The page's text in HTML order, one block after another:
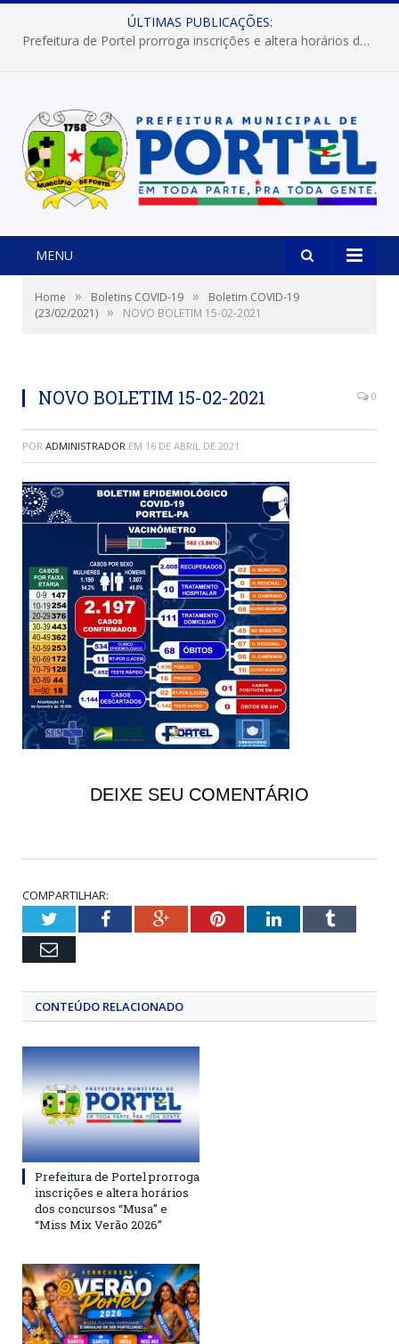
ÚLTIMAS PUBLICAÇÕES:
Prefeitura de Portel prorroga inscrições e altera horários dos concursos “Musa” e “Miss Mix Verão 2026”
MENU
Home » Boletins COVID-19 »
Boletim COVID-19
(23/02/2021) » NOVO BOLETIM 15-02-2021
NOVO BOLETIM 15-02-2021 0
POR ADMINISTRADOR EM 16 DE ABRIL DE 2021
DEIXE SEU COMENTÁRIO
COMPARTILHAR:
TwitterFacebookGoogle+PinterestLinkedInTumblr
Email
CONTEÚDO RELACIONADO
Prefeitura de Portel prorroga
inscrições e altera horários
dos concursos “Musa” e
“Miss Mix Verão 2026”